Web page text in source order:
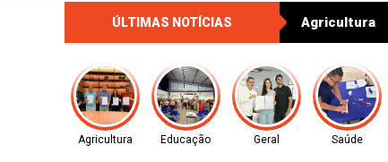
ÚLTIMAS NOTÍCIAS Agricultura
Agricultura Educação Geral Saúde